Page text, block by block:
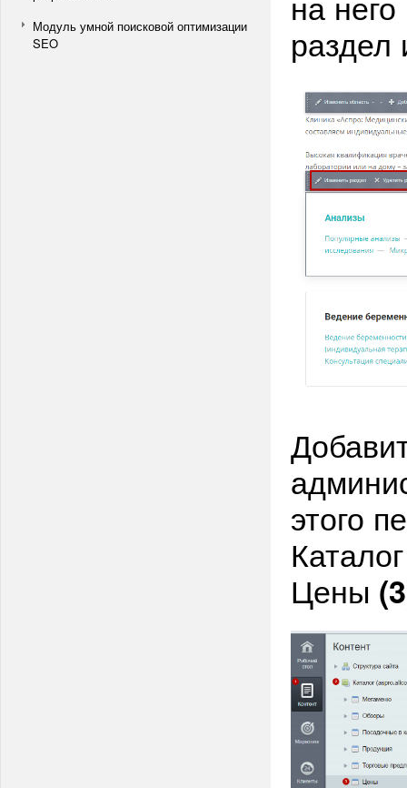
Модуль умной поисковой оптимизации
SEO
раздел
этого
Цены